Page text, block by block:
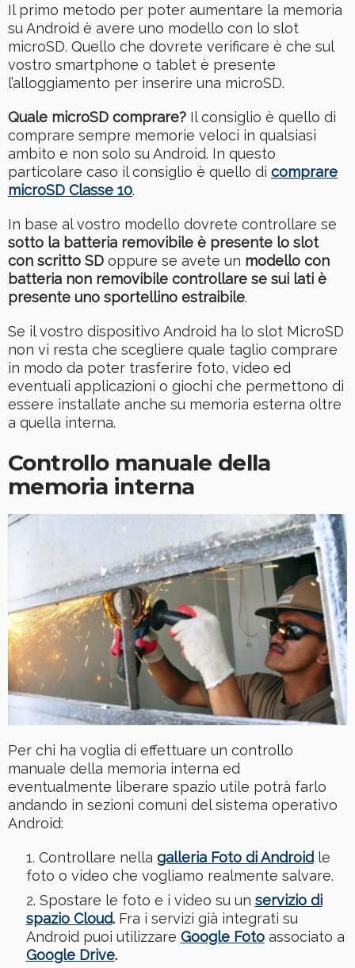
Il primo metodo per poter aumentare la memoria
su Android è avere uno modello con lo slot
microSD. Quello che dovrete verificare è che sul
vostro smartphone o tablet è presente
l’alloggiamento per inserire una microSD.
Quale microSD comprare? Il consiglio è quello di
comprare sempre memorie veloci in qualsiasi
ambito e non solo su Android. In questo
particolare caso il consiglio è quello di comprare
microSD Classe 10.
In base al vostro modello dovrete controllare se
sotto la batteria removibile è presente lo slot
con scritto SD oppure se avete un modello con
batteria non removibile controllare se sui lati è
presente uno sportellino estraibile.
Se il vostro dispositivo Android ha lo slot MicroSD
non vi resta che scegliere quale taglio comprare
in modo da poter trasferire foto, video ed
eventuali applicazioni o giochi che permettono di
essere installate anche su memoria esterna oltre
a quella interna.
Controllo manuale della
memoria interna
Per chi ha voglia di effettuare un controllo
manuale della memoria interna ed
eventualmente liberare spazio utile potrà farlo
andando in sezioni comuni del sistema operativo
Android:
Controllare nella galleria Foto di Androidle
foto o video che vogliamo realmente salvare.
Spostare le foto e i video su un servizio di
spazio Cloud. Fra i servizi già integrati su
Android puoi utilizzare Google Fotoassociato a
Google Drive.